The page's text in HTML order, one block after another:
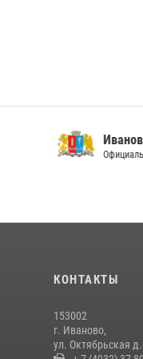
КОНТАКТЫ
153002
г. Иваново,
ул. Октябрьская